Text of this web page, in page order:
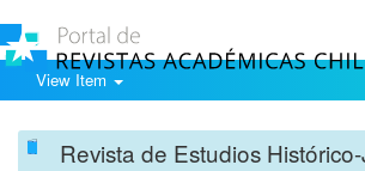
View Item
Revista de Estudios